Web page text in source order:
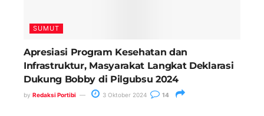
SUMUT
Apresiasi Program Kesehatan dan
Infrastruktur, Masyarakat Langkat Deklarasi
Dukung Bobby di Pilgubsu 2024
by Redaksi Portibi 3 Oktober 2024 14